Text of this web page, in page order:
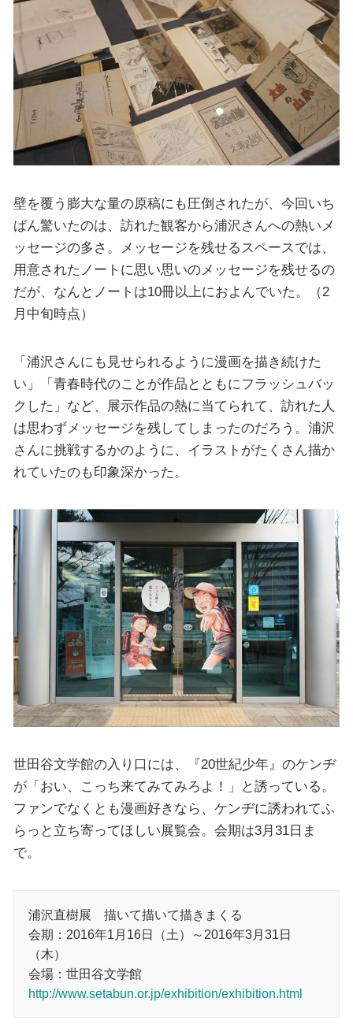
壁を覆う膨大な量の原稿にも圧倒されたが、今回いち
ばん驚いたのは、訪れた観客から浦沢さんへの熱いメ
ッセージの多さ。メッセージを残せるスペースでは、
用意されたノートに思い思いのメッセージを残せるの
だが、なんとノートは10冊以上におよんでいた。（2
月中旬時点）
「浦沢さんにも見せられるように漫画を描き続けた
い」「青春時代のことが作品とともにフラッシュバッ
クした」など、展示作品の熱に当てられて、訪れた人
は思わずメッセージを残してしまったのだろう。浦沢
さんに挑戦するかのように、イラストがたくさん描か
れていたのも印象深かった。
世田谷文学館の入り口には、『20世紀少年』のケンヂ
が「おい、こっち来てみてみろよ！」と誘っている。
ファンでなくとも漫画好きなら、ケンヂに誘われてふ
らっと立ち寄ってほしい展覧会。会期は3月31日ま
で。
浦沢直樹展 描いて描いて描きまくる
会期：2016年1月16日（土）～2016年3月31日
（木）
会場：世田谷文学館
http://www.setabun.or.jp/exhibition/exhibition.html